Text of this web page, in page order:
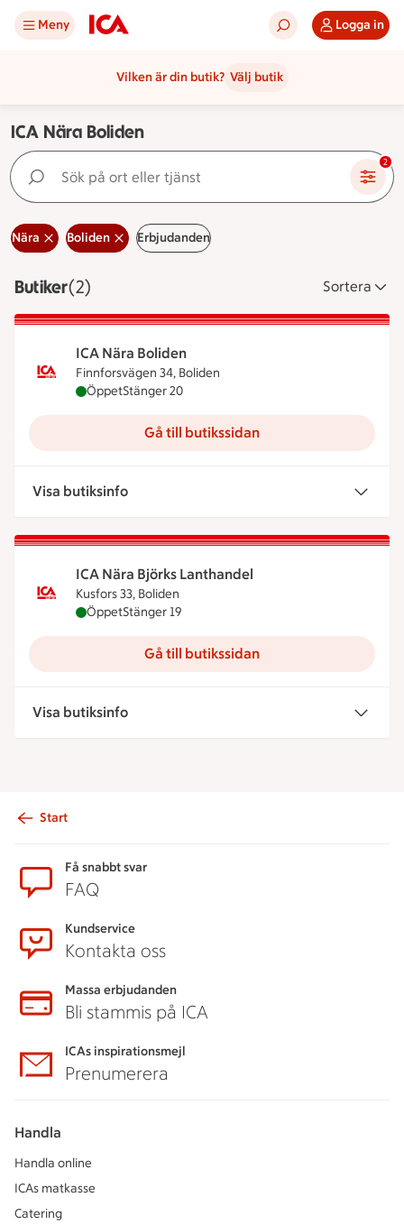
Meny Logga in
Vilken är din butik? Välj butik
ICA Nära Boliden
Sök på ort eller tjänst 2
Nära Boliden Erbjudanden
ButikerVisar 2 stycken
(2) Sortera
ICA Nära Boliden
Finnforsvägen 34, Boliden
ICA Nära Boliden är öppen nu, stänger klockan 20
ÖppetStänger 20
Gå till butikssidan
Visa butiksinfo
ICA Nära Björks Lanthandel
Kusfors 33, Boliden
ICA Nära Björks Lanthandel är öppen nu, stänger
ÖppetStänger 19
Gå till butikssidan
Visa butiksinfo
Start
Få snabbt svar
FAQ
Kundservice
Kontakta oss
Massa erbjudanden
Bli stammis på ICA
ICAs inspirationsmejl
Prenumerera
Handla
Handla online
ICAs matkasse
Catering